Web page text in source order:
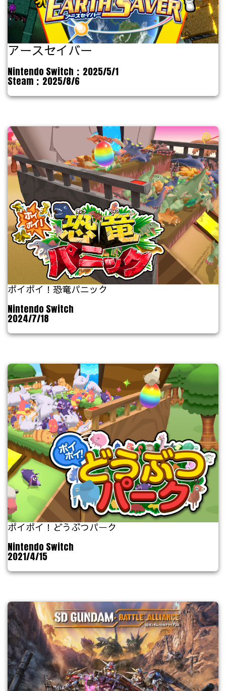
アースセイバー
Nintendo Switch：2025/5/1
Steam：2025/8/6
ポイポイ！恐竜パニック
Nintendo Switch
2024/7/18
ポイポイ！どうぶつパーク
Nintendo Switch
2021/4/15